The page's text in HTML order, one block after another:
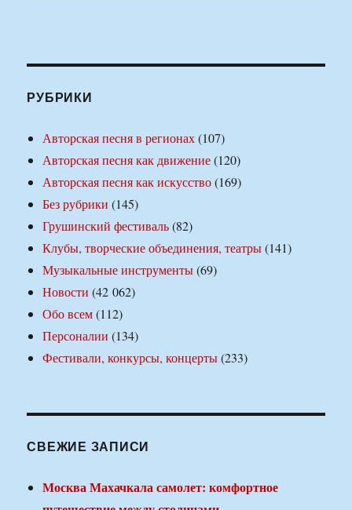
РУБРИКИ
Авторская песня в регионах(107)
Авторская песня как движение(120)
Авторская песня как искусство(169)
Без рубрики (145)
Грушинский фестиваль(82)
Клубы, творческие объединения, театры(141)
Музыкальные инструменты(69)
Новости (42 062)
Обо всем(112)
Персоналии (134)
Фестивали, конкурсы, концерты(233)
СВЕЖИЕ ЗАПИСИ
Москва Махачкала самолет: комфортное